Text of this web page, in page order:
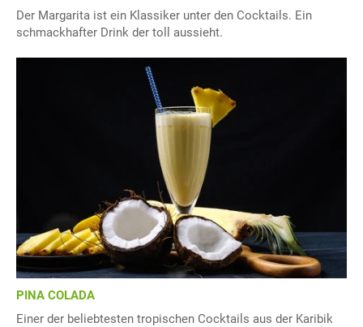
Der Margarita ist ein Klassiker unter den Cocktails. Ein
schmackhafter Drink der toll aussieht.
PINA COLADA
Einer der beliebtesten tropischen Cocktails aus der Karibik